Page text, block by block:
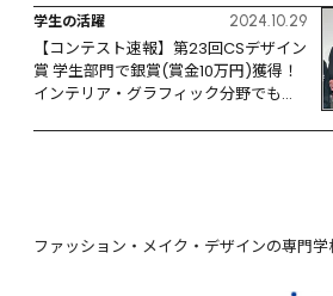
学生の活躍 2024.10.29
【コンテスト速報】第23回CSデザイン
賞 学生部門で銀賞(賞金10万円)獲得！
インテリア・グラフィック分野でも活
ファッション・メイク・デザインの専門